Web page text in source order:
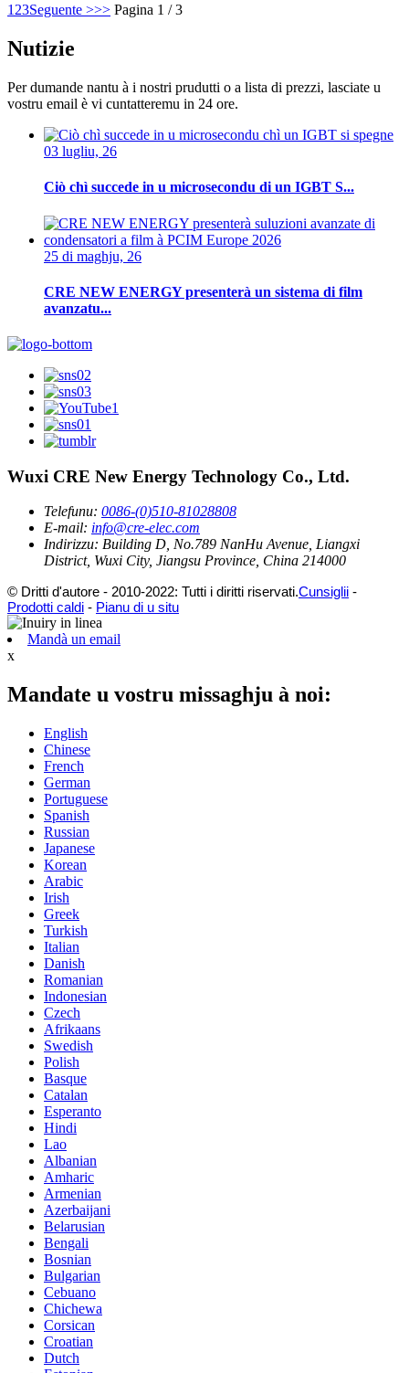
1 23Seguente >>> Pagina 1 / 3
Nutizie
Per dumande nantu à i nostri prudutti o a lista di prezzi, lasciate u
vostru email è vi cuntatteremu in 24 ore.
03 lugliu, 26
Ciò chì succede in u microsecondu di un IGBT S...
25 di maghju, 26
CRE NEW ENERGY presenterà un sistema di film
avanzatu...
Wuxi CRE New Energy Technology Co., Ltd.
Telefunu: 0086-(0)510-81028808
E-mail: info@cre-elec.com
Indirizzu: Building D, No.789 NanHu Avenue, Liangxi
District, Wuxi City, Jiangsu Province, China 214000
© Dritti d'autore - 2010-2022: Tutti i diritti riservati.Cunsiglii -
Prodotti caldi - Pianu di u situ
Mandà un email
x
Mandate u vostru missaghju à noi:
English
Chinese
French
German
Portuguese
Spanish
Russian
Japanese
Korean
Arabic
Irish
Greek
Turkish
Italian
Danish
Romanian
Indonesian
Czech
Afrikaans
Swedish
Polish
Basque
Catalan
Esperanto
Hindi
Lao
Albanian
Amharic
Armenian
Azerbaijani
Belarusian
Bengali
Bosnian
Bulgarian
Cebuano
Chichewa
Corsican
Croatian
Dutch